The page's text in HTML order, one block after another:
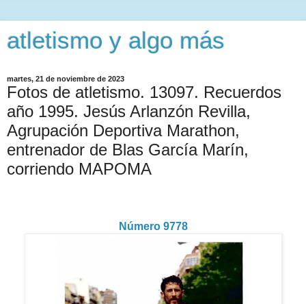
atletismo y algo más
martes, 21 de noviembre de 2023
Fotos de atletismo. 13097. Recuerdos
año 1995. Jesús Arlanzón Revilla,
Agrupación Deportiva Marathon,
entrenador de Blas García Marín,
corriendo MAPOMA
Número 9778